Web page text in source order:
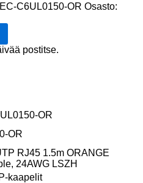
C6UL0150-OR Osasto:
postitse.
OR
OR
RJ45 1.5m ORANGE
24AWG LSZH
kaapelit